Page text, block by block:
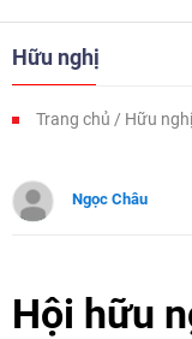
Hữu nghị
Trang chủ Hữu nghị
Ngọc Châu
Hội hữu